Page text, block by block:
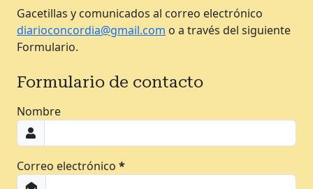
Gacetillas y comunicados al correo electrónico
diarioconcordia@gmail.com o a través del siguiente
Formulario.
Formulario de contacto
Nombre
Correo electrónico *